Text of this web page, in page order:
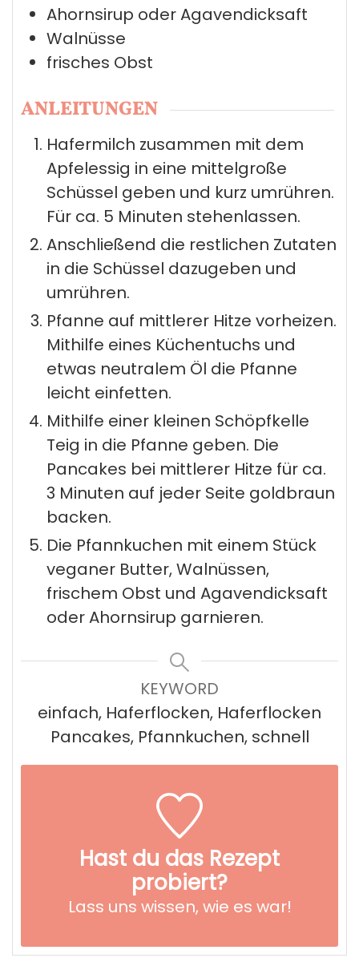
Ahornsirup oder Agavendicksaft
Walnüsse
frisches Obst
ANLEITUNGEN
Hafermilch zusammen mit dem
Apfelessig in eine mittelgroße
Schüssel geben und kurz umrühren.
Für ca. 5 Minuten stehenlassen.
Anschließend die restlichen Zutaten
in die Schüssel dazugeben und
umrühren.
Pfanne auf mittlerer Hitze vorheizen.
Mithilfe eines Küchentuchs und
etwas neutralem Öl die Pfanne
leicht einfetten.
Mithilfe einer kleinen Schöpfkelle
Teig in die Pfanne geben. Die
Pancakes bei mittlerer Hitze für ca.
3 Minuten auf jeder Seite goldbraun
backen.
Die Pfannkuchen mit einem Stück
veganer Butter, Walnüssen,
frischem Obst und Agavendicksaft
oder Ahornsirup garnieren.
KEYWORD
einfach, Haferflocken, Haferflocken
Pancakes, Pfannkuchen, schnell
Hast du das Rezept
probiert?
Lass uns wissen, wie es war!